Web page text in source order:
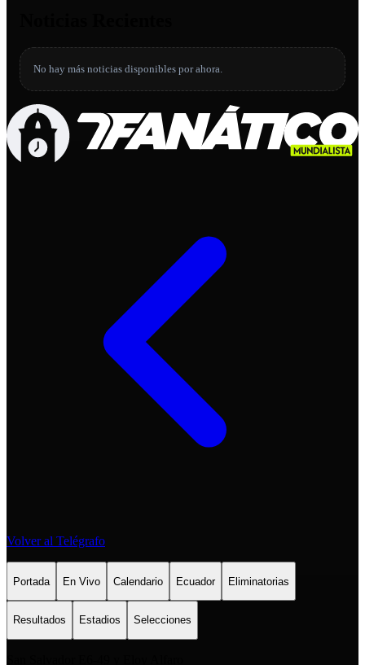
No hay más noticias disponibles por ahora.
Volver al Telégrafo
Portada En Vivo Calendario Ecuador Eliminatorias
Resultados Estadios Selecciones